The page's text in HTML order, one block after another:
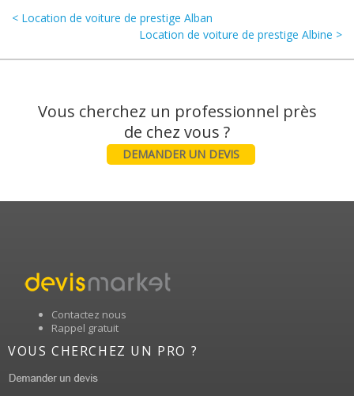
< Location de voiture de prestige Alban
Location de voiture de prestige Albine >
Vous cherchez un professionnel près
DEMANDER UN DEVIS
Contactez nous
Rappel gratuit
VOUS CHERCHEZ UN PRO ?